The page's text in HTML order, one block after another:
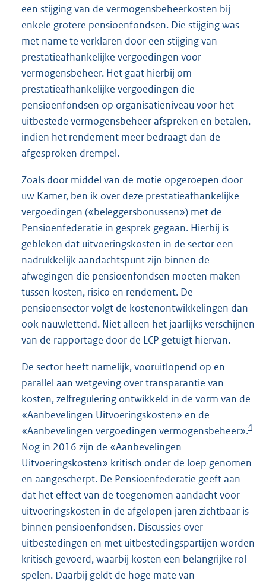
een stijging van de vermogensbeheerkosten bij
enkele grotere pensioenfondsen. Die stijging was
met name te verklaren door een stijging van
prestatieafhankelijke vergoedingen voor
vermogensbeheer. Het gaat hierbij om
prestatieafhankelijke vergoedingen die
pensioenfondsen op organisatieniveau voor het
uitbestede vermogensbeheer afspreken en betalen,
indien het rendement meer bedraagt dan de
afgesproken drempel.
Zoals door middel van de motie opgeroepen door
uw Kamer, ben ik over deze prestatieafhankelijke
vergoedingen («beleggersbonussen») met de
Pensioenfederatie in gesprek gegaan. Hierbij is
gebleken dat uitvoeringskosten in de sector een
nadrukkelijk aandachtspunt zijn binnen de
afwegingen die pensioenfondsen moeten maken
tussen kosten, risico en rendement. De
pensioensector volgt de kostenontwikkelingen dan
ook nauwlettend. Niet alleen het jaarlijks verschijnen
van de rapportage door de LCP getuigt hiervan.
De sector heeft namelijk, vooruitlopend op en
parallel aan wetgeving over transparantie van
kosten, zelfregulering ontwikkeld in de vorm van de
«Aanbevelingen Uitvoeringskosten» en de
«Aanbevelingen vergoedingen vermogensbeheer».4
Nog in 2016 zijn de «Aanbevelingen
Uitvoeringskosten» kritisch onder de loep genomen
en aangescherpt. De Pensioenfederatie geeft aan
dat het effect van de toegenomen aandacht voor
uitvoeringskosten in de afgelopen jaren zichtbaar is
binnen pensioenfondsen. Discussies over
uitbestedingen en met uitbestedingspartijen worden
kritisch gevoerd, waarbij kosten een belangrijke rol
spelen. Daarbij geldt de hoge mate van